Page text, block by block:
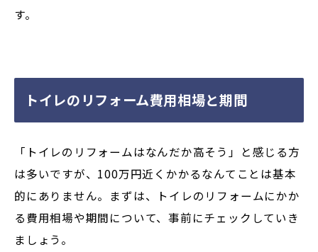
す。
トイレのリフォーム費用相場と期間
「トイレのリフォームはなんだか高そう」と感じる方
は多いですが、100万円近くかかるなんてことは基本
的にありません。まずは、トイレのリフォームにかか
る費用相場や期間について、事前にチェックしていき
ましょう。